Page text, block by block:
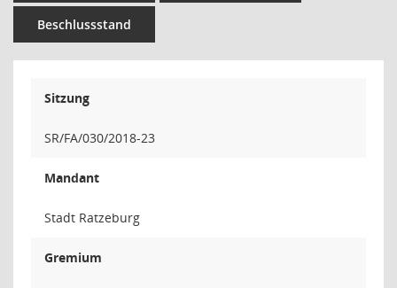
Beschlussstand
Sitzung
SR/FA/030/2018-23
Mandant
Stadt Ratzeburg
Gremium